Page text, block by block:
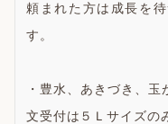
頼まれた方は成長を
す。
・豊水、あきづき、
文受付は５Ｌサイズの